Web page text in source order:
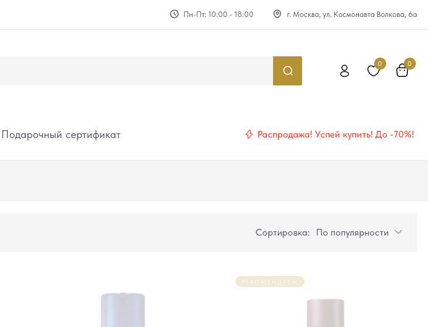
Пн-Пт: 10:00 - 18:00 г. Москва, ул. Космонавта Волкова, 6а
0 0
Подарочный сертификат Распродажа! Успей купить! До -70%!
Сортировка: По популярности
РЕКОМЕНДУЕМ